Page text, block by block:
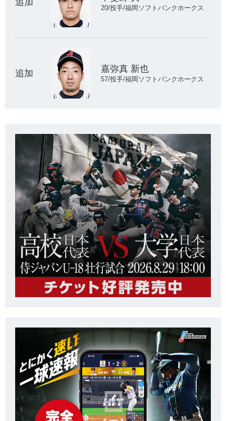
追加
20/投手/福岡ソフトバンクホークス
追加 嘉弥真 新也
57/投手/福岡ソフトバンクホークス